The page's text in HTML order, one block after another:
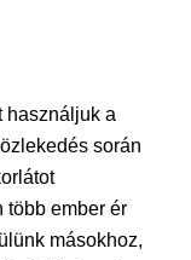
használjuk a
során
több ember ér
másokhoz,